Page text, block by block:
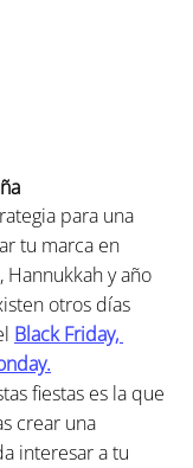
para una
tu marca en
y año
otros días
Black Friday,
fiestas es la que
crear una
interesar a tu